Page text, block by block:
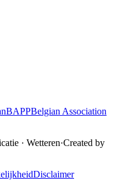
BAPPBelgian Association
· Wetteren·Created by
Disclaimer